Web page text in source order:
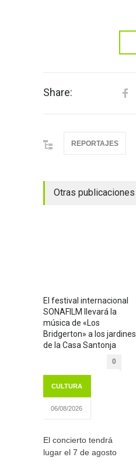
Share:
REPORTAJES
Otras publicaciones
El festival internacional
SONAFILM llevará la
música de «Los
Bridgerton» a los jardines
de la Casa Santonja
0
CULTURA
06/08/2026
El concierto tendrá
lugar el 7 de agosto